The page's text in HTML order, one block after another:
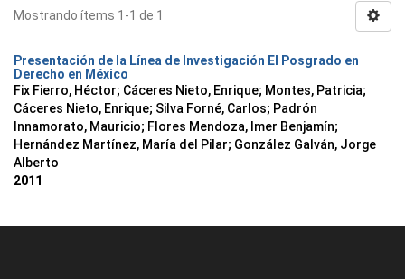
Mostrando ítems 1-1 de 1
Presentación de la Línea de Investigación El Posgrado en
Derecho en México
Fix Fierro, Héctor; Cáceres Nieto, Enrique; Montes, Patricia;
Cáceres Nieto, Enrique; Silva Forné, Carlos; Padrón
Innamorato, Mauricio; Flores Mendoza, Imer Benjamín;
Hernández Martínez, María del Pilar; González Galván, Jorge
Alberto
2011